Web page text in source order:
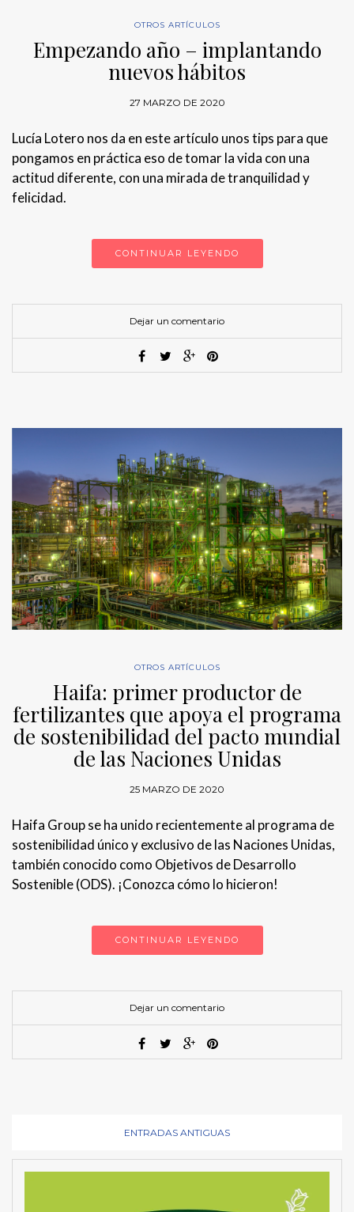
OTROS ARTÍCULOS
Empezando año – implantando
nuevos hábitos
27 MARZO DE 2020
Lucía Lotero nos da en este artículo unos tips para que
pongamos en práctica eso de tomar la vida con una
actitud diferente, con una mirada de tranquilidad y
felicidad.
CONTINUAR LEYENDO
Dejar un comentario
OTROS ARTÍCULOS
Haifa: primer productor de
fertilizantes que apoya el programa
de sostenibilidad del pacto mundial
de las Naciones Unidas
25 MARZO DE 2020
Haifa Group se ha unido recientemente al programa de
sostenibilidad único y exclusivo de las Naciones Unidas,
también conocido como Objetivos de Desarrollo
Sostenible (ODS). ¡Conozca cómo lo hicieron!
CONTINUAR LEYENDO
Dejar un comentario
ENTRADAS ANTIGUAS